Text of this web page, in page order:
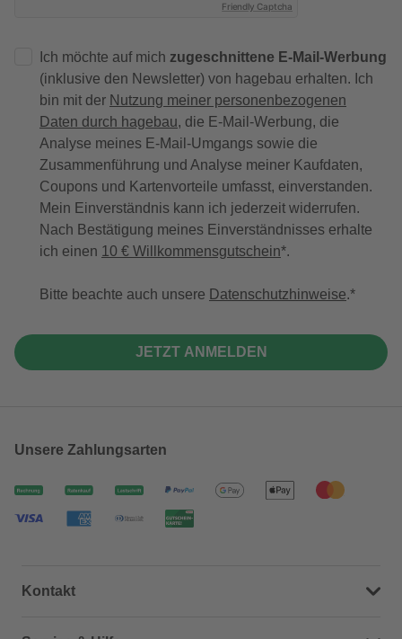
Friendly Captcha
Ich möchte auf mich zugeschnittene E-Mail-Werbung
(inklusive den Newsletter) von hagebau erhalten. Ich
bin mit der Nutzung meiner personenbezogenen
Daten durch hagebau, die E-Mail-Werbung, die
Analyse meines E-Mail-Umgangs sowie die
Zusammenführung und Analyse meiner Kaufdaten,
Coupons und Kartenvorteile umfasst, einverstanden.
Mein Einverständnis kann ich jederzeit widerrufen.
Nach Bestätigung meines Einverständnisses erhalte
ich einen 10 € Willkommensgutschein*.
Bitte beachte auch unsere Datenschutzhinweise.
JETZT ANMELDEN
Unsere Zahlungsarten
Kontakt